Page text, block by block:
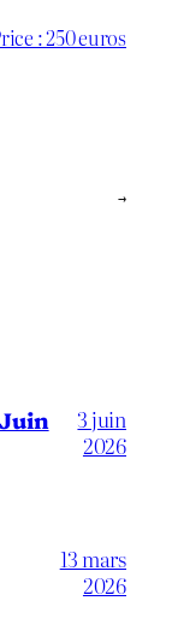
: 250 euros
→
3 juin
2026
13 mars
2026